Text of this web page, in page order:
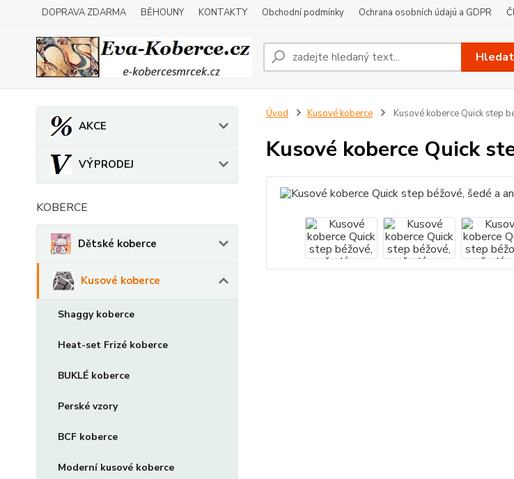
DOPRAVA ZDARMA BĚHOUNY KONTAKTY Obchodní podmínky Ochrana osobních údajú a GDPR
Hledat
AKCE
VÝPRODEJ
KOBERCE
Dětské koberce
Kusové koberce
Shaggy koberce
Heat-set Frizé koberce
BUKLÉ koberce
Perské vzory
BCF koberce
Moderní kusové koberce
Úvod Kusové koberce Kusové koberce Quick step
Kusové koberce Quick